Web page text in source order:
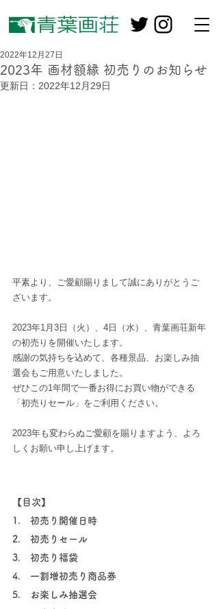
2023年 画材額縁 初売りのお知らせ
2022年12月27日
更新日： 2022年12月29日
平素より、ご愛顧賜りまして誠にありがとうご
ざいます。
2023年1月3日（火）、4日（水）、青葉画荘新年
の初売りを開催いたします。
感謝の気持ちを込めて、各種景品、お楽しみ抽
選会もご用意いたしました。
ぜひこの1年間で一番お得にお買い物ができる
「初売りセール」をご利用ください。
2023年も変わらぬご愛顧を賜りますよう、よろ
しくお願い申し上げます。
【目次】
1.　初売り開催日時
2.　初売りセール
3.　初売り福袋
4.　一割増初売り商品券
5.　お楽しみ抽選会